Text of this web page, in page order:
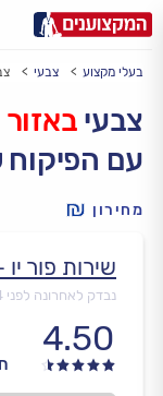
עירעיר: תל אביב,
בעלי מקצוע צבעי
צבעי באזור
עם הפיקוח
מחירון
שירות פור
נבדק לאחרונה לפני 4 ימים
4.50